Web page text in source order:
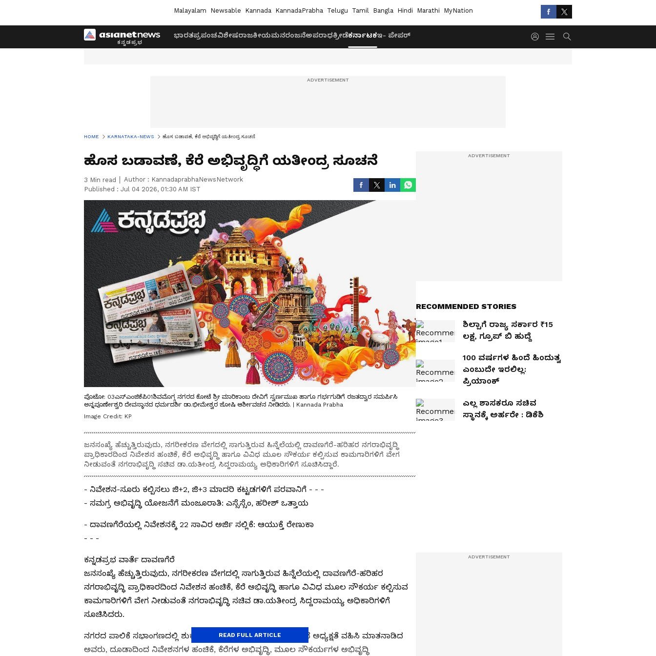
Malayalam Newsable Kannada KannadaPrabha Telugu Tamil Bangla Hindi Marathi MyNation
ಭಾರತಪ್ರಪಂಚವಿಶೇಷರಾಜಕೀಯಮನರಂಜನೆಅಪರಾಧಕ್ರೀಡೆಕರ್ನಾಟಕಇ- ಪೇಪರ್
HOME KARNATAKA-NEWS ಹೊಸ ಬಡಾವಣೆ, ಕೆರೆ ಅಭಿವೃದ್ಧಿಗೆ ಯತೀಂದ್ರ ಸೂಚನೆ
ಹೊಸ ಬಡಾವಣೆ, ಕೆರೆ ಅಭಿವೃದ್ಧಿಗೆ ಯತೀಂದ್ರ ಸೂಚನೆ
3 Min read Author : KannadaprabhaNewsNetwork
Published : Jul 04 2026, 01:30 AM IST
ಪೊಟೋ: 03ಎಸ್‌ಎಂಜಿಕೆಪಿ01ಶಿವಮೊಗ್ಗ ನಗರದ ಕೋಟೆ ಶ್ರೀ ಮಾರಿಕಾಂಬ ದೇವಿಗೆ ಸ್ವರ್ಣಮುಖ ಹಾಗೂ ಗರ್ಭಗುಡಿಗೆ ರಜತದ್ವಾರ ಸಮರ್ಪಿಸಿ
ಅನ್ನಪೂರ್ಣೇಶ್ವರಿ ದೇವಸ್ಥಾನದ ಧರ್ಮದರ್ಶಿ ಡಾ.ಭೀಮೇಶ್ವರ ಜೋಷಿ ಆರ್ಶೀವಚನ ನೀಡಿದರು. | Kannada Prabha
Image Credit: KP
ಜನಸಂಖ್ಯೆ ಹೆಚ್ಚುತ್ತಿರುವುದು, ನಗರೀಕರಣ ವೇಗದಲ್ಲಿ ಸಾಗುತ್ತಿರುವ ಹಿನ್ನೆಲೆಯಲ್ಲಿ ದಾವಣಗೆರೆ-ಹರಿಹರ ನಗರಾಭಿವೃದ್ಧಿ
ಪ್ರಾಧಿಕಾರದಿಂದ ನಿವೇಶನ ಹಂಚಿಕೆ, ಕೆರೆ ಅಭಿವೃದ್ಧಿ ಹಾಗೂ ವಿವಿಧ ಮೂಲ ಸೌಕರ್ಯ ಕಲ್ಪಿಸುವ ಕಾಮಗಾರಿಗಳಿಗೆ ವೇಗ
ನೀಡುವಂತೆ ನಗರಾಭಿವೃದ್ಧಿ ಸಚಿವ ಡಾ.ಯತೀಂದ್ರ ಸಿದ್ದರಾಮಯ್ಯ ಅಧಿಕಾರಿಗಳಿಗೆ ಸೂಚಿಸಿದ್ದಾರೆ.
- ನಿವೇಶನ-ಸೂರು ಕಲ್ಪಿಸಲು ಜಿ+2, ಜಿ+3 ಮಾದರಿ ಕಟ್ಟಡಗಳಿಗೆ ಪರವಾನಿಗೆ - - -
- ಸಮಗ್ರ ಅಭಿವೃದ್ಧಿ ಯೋಜನೆಗೆ ಮಂಜೂರಾತಿ: ಎಸ್ಸೆಸ್ಸೆಂ, ಹರೀಶ್ ಒತ್ತಾಯ
- ದಾವಣಗೆರೆಯಲ್ಲಿ ನಿವೇಶನಕ್ಕೆ 22 ಸಾವಿರ ಅರ್ಜಿ ಸಲ್ಲಿಕೆ: ಆಯುಕ್ತೆ ರೇಣುಕಾ
- - -
ಕನ್ನಡಪ್ರಭ ವಾರ್ತೆ ದಾವಣಗೆರೆ
ಜನಸಂಖ್ಯೆ ಹೆಚ್ಚುತ್ತಿರುವುದು, ನಗರೀಕರಣ ವೇಗದಲ್ಲಿ ಸಾಗುತ್ತಿರುವ ಹಿನ್ನೆಲೆಯಲ್ಲಿ ದಾವಣಗೆರೆ-ಹರಿಹರ
ನಗರಾಭಿವೃದ್ಧಿ ಪ್ರಾಧಿಕಾರದಿಂದ ನಿವೇಶನ ಹಂಚಿಕೆ, ಕೆರೆ ಅಭಿವೃದ್ಧಿ ಹಾಗೂ ವಿವಿಧ ಮೂಲ ಸೌಕರ್ಯ ಕಲ್ಪಿಸುವ
ಕಾಮಗಾರಿಗಳಿಗೆ ವೇಗ ನೀಡುವಂತೆ ನಗರಾಭಿವೃದ್ಧಿ ಸಚಿವ ಡಾ.ಯತೀಂದ್ರ ಸಿದ್ದರಾಮಯ್ಯ ಅಧಿಕಾರಿಗಳಿಗೆ
ಸೂಚಿಸಿದರು.
ನಗರದ ಪಾಲಿಕೆ ಸಭಾಂಗಣದಲ್ಲಿ ಶುಕ್ರವಾರ ದೂಡಾ ಪ್ರಗತಿ ಪರಿಶೀಲನಾ ಸಭೆ ಅಧ್ಯಕ್ಷತೆ ವಹಿಸಿ ಮಾತನಾಡಿದ
ಅವರು, ದೂಡಾದಿಂದ ನಿವೇಶನಗಳ ಹಂಚಿಕೆ, ಕೆರೆಗಳ ಅಭಿವೃದ್ಧಿ, ಮೂಲ ಸೌಕರ್ಯಗಳ ಅಭಿವೃದ್ಧಿ
READ FULL ARTICLE
RECOMMENDED STORIES
ಶಿಲ್ಪಾಗೆ ರಾಜ್ಯ ಸರ್ಕಾರ ₹15
ಲಕ್ಷ, ಗ್ರೂಪ್‌ ಬಿ ಹುದ್ದೆ
100 ವರ್ಷಗಳ ಹಿಂದೆ ಹಿಂದುತ್ವ
ಎಂಬುದೇ ಇರಲಿಲ್ಲ:
ಪ್ರಿಯಾಂಕ್‌
ಎಲ್ಲ ಶಾಸಕರೂ ಸಚಿವ
ಸ್ಥಾನಕ್ಕೆ ಅರ್ಹರೇ : ಡಿಕೆಶಿ